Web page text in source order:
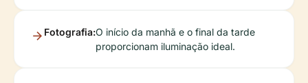
Fotografia:O início da manhã e o final da tarde
proporcionam iluminação ideal.